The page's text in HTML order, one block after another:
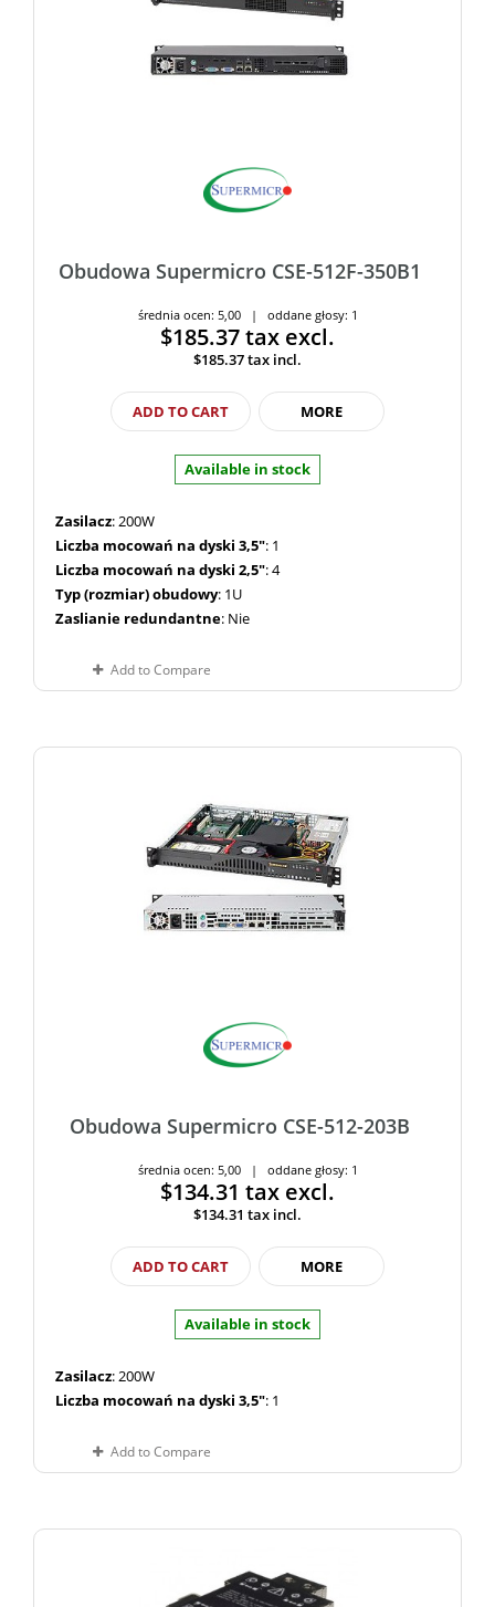
Obudowa Supermicro CSE-512F-350B1
średnia ocen: 5,00 | oddane głosy: 1
$185.37tax excl.
$185.37tax incl.
ADD TO CART MORE
Available in stock
Zasilacz: 200W
Liczba mocowań na dyski 3,5": 1
Liczba mocowań na dyski 2,5": 4
Typ (rozmiar) obudowy: 1U
Zaslianie redundantne: Nie
Add to Compare
Obudowa Supermicro CSE-512-203B
średnia ocen: 5,00 | oddane głosy: 1
$134.31 tax excl.
$134.31 tax incl.
ADD TO CART MORE
Available in stock
Zasilacz: 200W
Liczba mocowań na dyski 3,5": 1
Add to Compare